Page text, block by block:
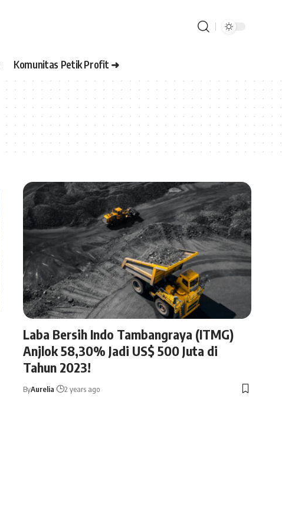
Komunitas Petik Profit ➜
Laba Bersih Indo Tambangraya (ITMG)
Anjlok 58,30% Jadi US$ 500 Juta di
Tahun 2023!
ByAurelia 2 years ago